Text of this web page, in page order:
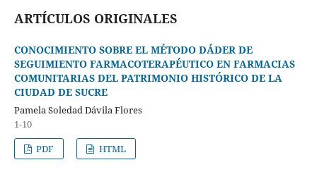
ARTÍCULOS ORIGINALES
CONOCIMIENTO SOBRE EL MÉTODO DÁDER DE
SEGUIMIENTO FARMACOTERAPÉUTICO EN FARMACIAS
COMUNITARIAS DEL PATRIMONIO HISTÓRICO DE LA
CIUDAD DE SUCRE
Pamela Soledad Dávila Flores
1-10
PDF
HTML